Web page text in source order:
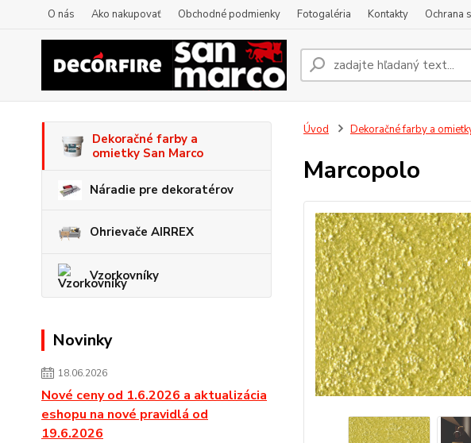
O nás Ako nakupovať Obchodné podmienky Fotogaléria Kontakty Ochrana
Dekoračné farby a
omietky San Marco
Náradie pre dekoratérov
Ohrievače AIRREX
Vzorkovníky
Novinky
18.06.2026
Nové ceny od 1.6.2026 a aktualizácia
eshopu na nové pravidlá od
19.6.2026
Úvod Dekoračné farby a
Marcopolo